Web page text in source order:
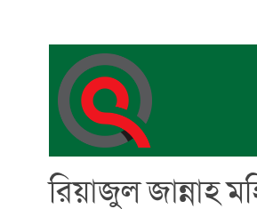
রিয়াজুল জান্নাহ